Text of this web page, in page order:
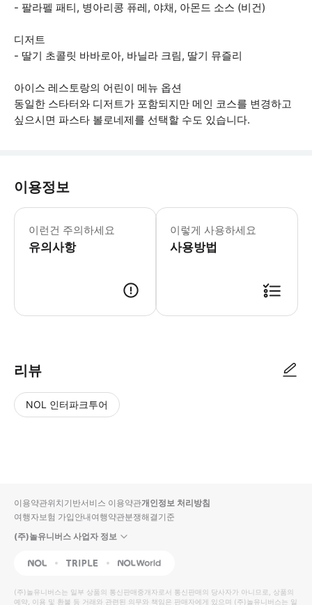
- 팔라펠 패티, 병아리콩 퓨레, 야채, 아몬드 소스 (비건)
디저트
- 딸기 초콜릿 바바로아, 바닐라 크림, 딸기 뮤즐리
아이스 레스토랑의 어린이 메뉴 옵션
동일한 스타터와 디저트가 포함되지만 메인 코스를 변경하고
싶으시면 파스타 볼로네제를 선택할 수도 있습니다.
이용정보
이런건 주의하세요
유의사항
픽업 시간: 16:10 아틱 트리 하우스
이렇게 사용하세요
사용방법
리뷰
NOL 인터파크투어
입니
다.
높
동
순
상
이용약관위치기반서비스 이용약관개인정보 처리방침
여행자보험 가입안내여행약관분쟁해결기준
(주)놀유니버스 사업자 정보
NOL Triple Interpark Global
(주)놀유니버스는 일부 상품의 통신판매중개자로서 통신판매의 당사자가 아니므로, 상품의
예약, 이용 및 환불 등 거래와 관련된 의무와 책임은 판매자에게 있으며 (주)놀유니버스는 일